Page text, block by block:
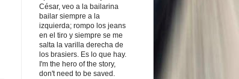
César, veo a la bailarina
bailar siempre a la
izquierda; rompo los jeans
en el tiro y siempre se me
salta la varilla derecha de
los brasiers. Es lo que hay.
I'm the hero of the story,
don't need to be saved.